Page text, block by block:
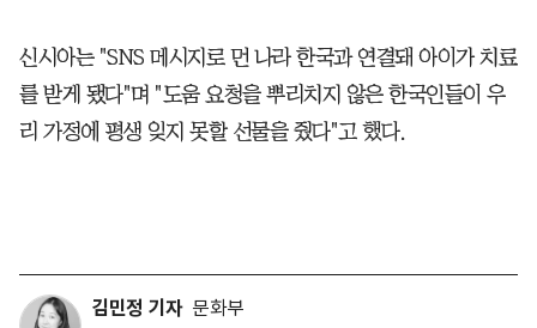
신시아는 "SNS 메시지로 먼 나라 한국과 연결돼 아이가 치료
를 받게 됐다"며 "도움 요청을 뿌리치지 않은 한국인들이 우
리 가정에 평생 잊지 못할 선물을 줬다"고 했다.
김민정 기자 문화부